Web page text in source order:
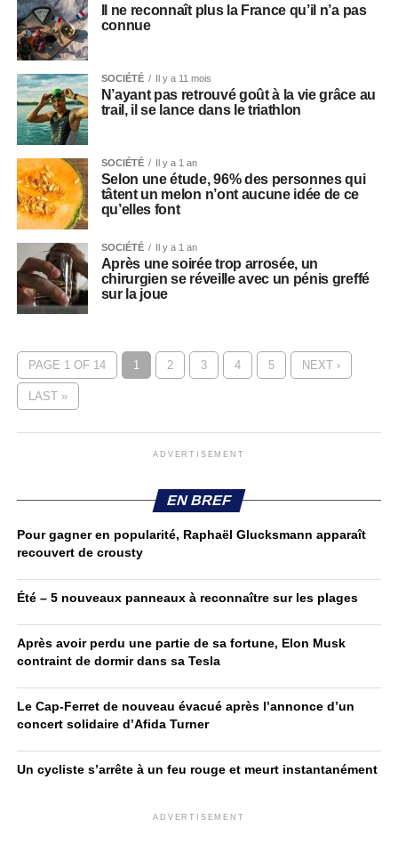
Il ne reconnaît plus la France qu’il n’a pas
connue
SOCIÉTÉ Il y a 11 mois
N’ayant pas retrouvé goût à la vie grâce au
trail, il se lance dans le triathlon
SOCIÉTÉ Il y a 1 an
Selon une étude, 96% des personnes qui
tâtent un melon n’ont aucune idée de ce
qu’elles font
SOCIÉTÉ Il y a 1 an
Après une soirée trop arrosée, un
chirurgien se réveille avec un pénis greffé
sur la joue
PAGE 1 OF 14 1 2 3 4 5 NEXT ›
LAST »
ADVERTISEMENT
EN BREF
Pour gagner en popularité, Raphaël Glucksmann apparaît
recouvert de crousty
Été – 5 nouveaux panneaux à reconnaître sur les plages
Après avoir perdu une partie de sa fortune, Elon Musk
contraint de dormir dans sa Tesla
Le Cap-Ferret de nouveau évacué après l’annonce d’un
concert solidaire d’Afida Turner
Un cycliste s’arrête à un feu rouge et meurt instantanément
ADVERTISEMENT